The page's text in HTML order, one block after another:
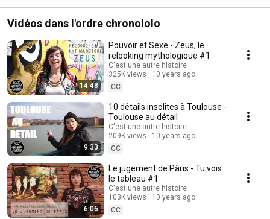
Vidéos dans l'ordre chronololo
14:48
Pouvoir et Sexe - Zeus, le
relooking mythologique #1
C'est une autre histoire
325K views
10 years ago
CC
9:33
10 détails insolites à Toulouse -
Toulouse au détail
C'est une autre histoire
209K views
10 years ago
CC
6:06
Le jugement de Pâris - Tu vois
le tableau #1
C'est une autre histoire
103K views
10 years ago
CC